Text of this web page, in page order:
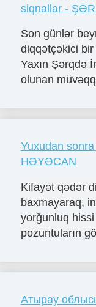
siqnallar -
Son günlər
diqqətçəkici
Yaxın Şərqdə
olunan
Yuxudan
HƏYƏCAN
Kifayət qədər
baxmayaraq,
yorğunluq
pozuntuların
Атырау